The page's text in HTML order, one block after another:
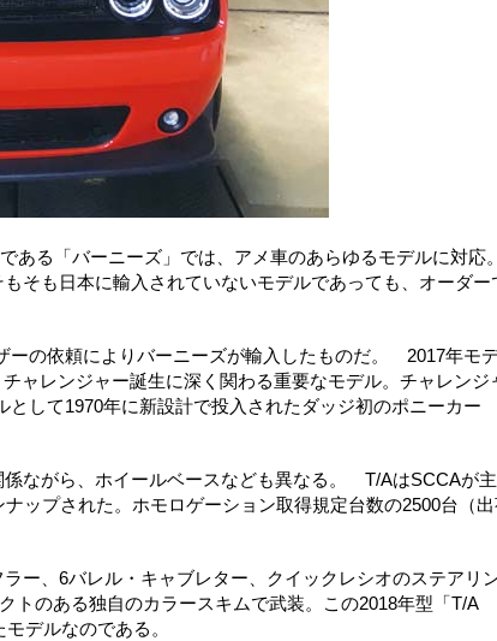
ある「バーニーズ」では、アメ車のあらゆるモデルに対応
そも日本に輸入されていないモデルであっても、オーダー
ーの依頼によりバーニーズが輸入したものだ。 2017年モ
ャレンジャー誕生に深く関わる重要なモデル。チャレンジ
して1970年に新設計で投入されたダッジ初のポニーカー
ながら、ホイールベースなども異なる。 T/AはSCCAが
ップされた。ホモロゲーション取得規定台数の2500台（
ー、6バレル・キャブレター、クイックレシオのステアリ
トのある独自のカラースキムで武装。この2018年型「T/A
デルなのである。